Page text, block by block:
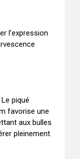
l’expression
piqué
favorise une
aux bulles
pleinement